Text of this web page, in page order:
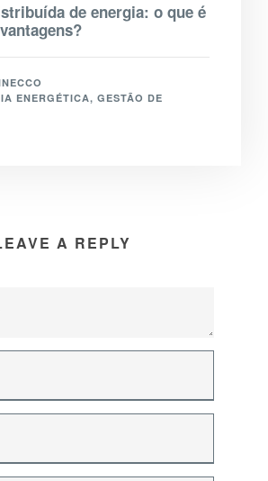
de energia: o que é
ENERGÉTICA, GESTÃO DE
A REPLY